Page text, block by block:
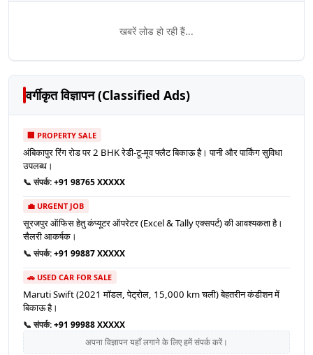
खबरें लोड हो रही हैं...
वर्गीकृत विज्ञापन (Classified Ads)
🏢 PROPERTY SALE
अंबिकापुर रिंग रोड पर 2 BHK रेडी-टू-मूव फ्लैट बिकाऊ है। पानी और पार्किंग सुविधा
उपलब्ध।
📞 संपर्क:+91 98765 XXXXX
💼 URGENT JOB
सूरजपुर ऑफिस हेतु कंप्यूटर ऑपरेटर (Excel & Tally एक्सपर्ट) की आवश्यकता है।
सैलरी आकर्षक।
📞 संपर्क:+91 99887 XXXXX
🚗 USED CAR FOR SALE
Maruti Swift (2021 मॉडल, पेट्रोल, 15,000 km चली) बेहतरीन कंडीशन में
बिकाऊ है।
📞 संपर्क:+91 99988 XXXXX
अपना विज्ञापन यहाँ लगाने के लिए हमें संपर्क करें।